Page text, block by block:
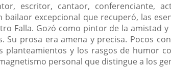
escritor, cantaor, conferenciante,
bailaor excepcional que recuperó, las
Falla. Gozó como pintor de la amistad
Su prosa era amena y precisa. Pocos
planteamientos y los rasgos de humor
personal que distingue a los